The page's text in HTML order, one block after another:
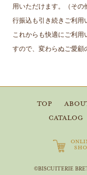
用いただけます。（その
行振込も引き続きご利用
これからも快適にご利用
すので、変わらぬご愛顧
TOP
CATALOG
©BISCUITERIE